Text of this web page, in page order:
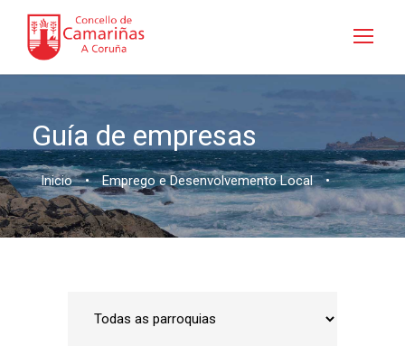
Guía de empresas
Inicio • Emprego e Desenvolvemento Local •